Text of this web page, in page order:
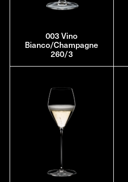
003 Vino
Bianco/Champagne
260/3